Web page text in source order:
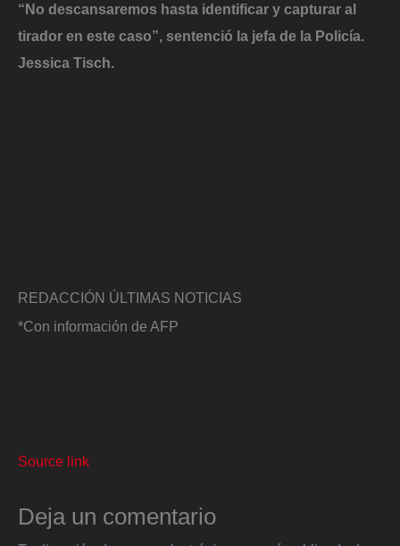
“No descansaremos hasta identificar y capturar al
tirador en este caso”, sentenció la jefa de la Policía.
Jessica Tisch.
REDACCIÓN ÚLTIMAS NOTICIAS
*Con información de AFP
Source link
Deja un comentario